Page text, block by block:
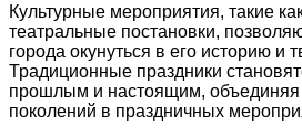
Культурные мероприятия, такие
театральные постановки,
города окунуться в его историю и
Традиционные праздники
прошлым и настоящим,
поколений в праздничных